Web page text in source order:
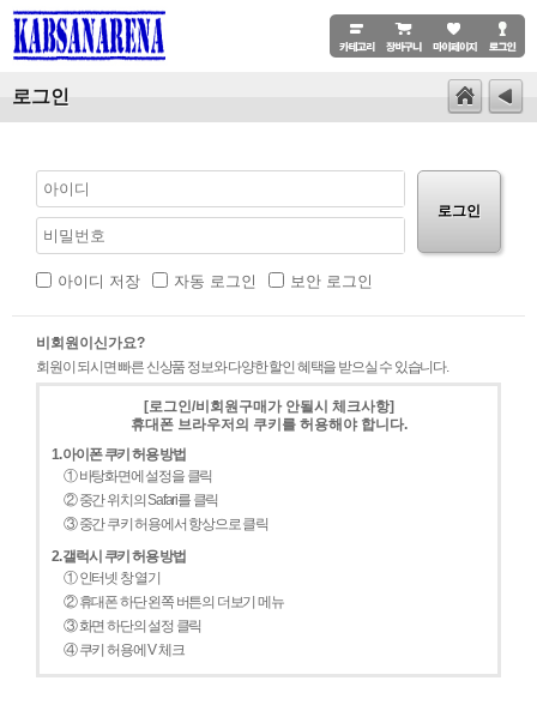
로그인
로그인
아이디 저장 자동 로그인 보안 로그인
비회원이신가요?
회원이 되시면 빠른 신상품 정보와 다양한 할인 혜택을 받으실 수 있습니다.
[로그인/비회원구매가 안될시 체크사항]
휴대폰 브라우저의 쿠키를 허용해야 합니다.
1. 아이폰 쿠키 허용 방법
① 바탕화면에 설정을 클릭
② 중간 위치의 Safari를 클릭
③ 중간 쿠키 허용에서 항상으로 클릭
2. 갤럭시 쿠키 허용 방법
① 인터넷 창 열기
② 휴대폰 하단 왼쪽 버튼의 더보기 메뉴
③ 화면 하단의 설정 클릭
④ 쿠키 허용에 V 체크